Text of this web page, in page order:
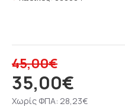
35,00€
45,00€
Χωρίς ΦΠΑ: 28,23€